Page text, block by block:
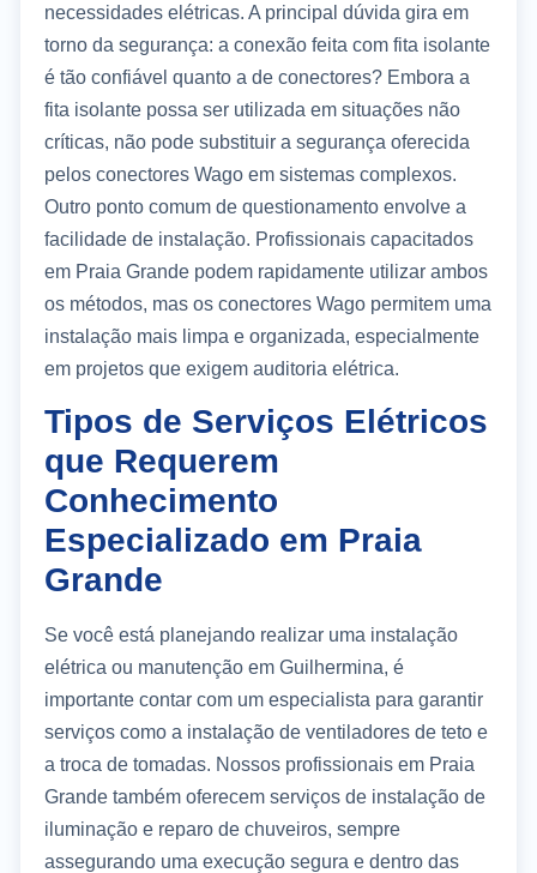
necessidades elétricas. A principal dúvida gira em
torno da segurança: a conexão feita com fita isolante
é tão confiável quanto a de conectores? Embora a
fita isolante possa ser utilizada em situações não
críticas, não pode substituir a segurança oferecida
pelos conectores Wago em sistemas complexos.
Outro ponto comum de questionamento envolve a
facilidade de instalação. Profissionais capacitados
em Praia Grande podem rapidamente utilizar ambos
os métodos, mas os conectores Wago permitem uma
instalação mais limpa e organizada, especialmente
em projetos que exigem auditoria elétrica.
Tipos de Serviços Elétricos
que Requerem
Conhecimento
Especializado em Praia
Grande
Se você está planejando realizar uma instalação
elétrica ou manutenção em Guilhermina, é
importante contar com um especialista para garantir
serviços como a instalação de ventiladores de teto e
a troca de tomadas. Nossos profissionais em Praia
Grande também oferecem serviços de instalação de
iluminação e reparo de chuveiros, sempre
assegurando uma execução segura e dentro das